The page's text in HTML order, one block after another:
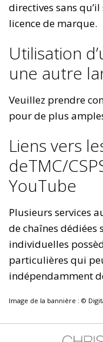
directives sans
licence de marque.
Utilisation
une autre
Veuillez prendre
pour de plus
Liens vers
deTMC/
YouTube
Plusieurs services
de chaînes dédiées
individuelles
particulières qui
indépendamment
Image de la bannière : ©